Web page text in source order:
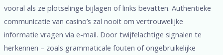
vooral als ze plotselinge bijlagen of links bevatten. Authentieke
communicatie van casino’s zal nooit om vertrouwelijke
informatie vragen via e-mail. Door twijfelachtige signalen te
herkennen – zoals grammaticale fouten of ongebruikelijke